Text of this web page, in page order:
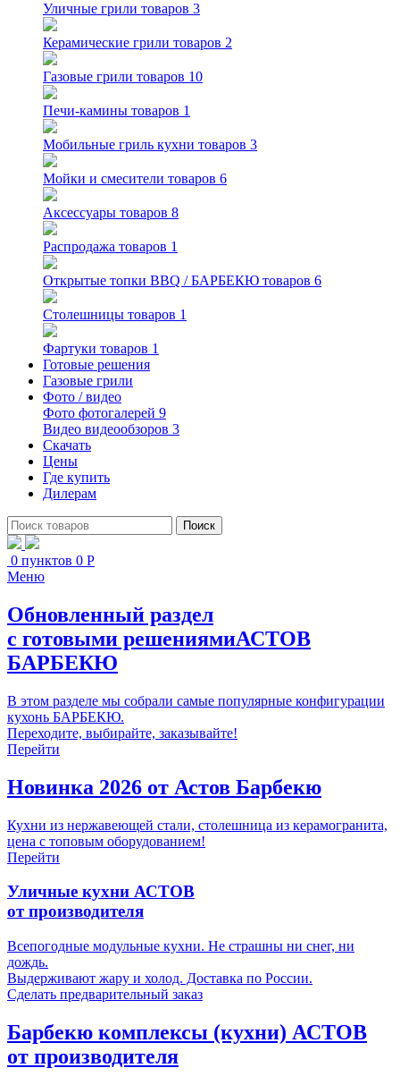
Уличные грили товаров 3
Керамические грили товаров 2
Газовые грили товаров 10
Печи-камины товаров 1
Мобильные гриль кухни товаров 3
Мойки и смесители товаров 6
Аксессуары товаров 8
Распродажа товаров 1
Открытые топки BBQ / БАРБЕКЮ товаров 6
Столешницы товаров 1
Фартуки товаров 1
Готовые решения
Газовые грили
Фото / видео
Фото фотогалерей 9
Видео видеообзоров 3
Скачать
Цены
Где купить
Дилерам
Поиск
0 пунктов 0 Р
Меню
Обновленный раздел
с готовыми решениямиАСТОВ
БАРБЕКЮ
В этом разделе мы собрали самые популярные конфигурации
кухонь БАРБЕКЮ.
Переходите, выбирайте, заказывайте!
Перейти
Новинка 2026 от Астов Барбекю
Кухни из нержавеющей стали, столешница из керамогранита,
цена с топовым оборудованием!
Перейти
Уличные кухни АСТОВ
от производителя
Всепогодные модульные кухни. Не страшны ни снег, ни
дождь.
Выдерживают жару и холод. Доставка по России.
Сделать предварительный заказ
Барбекю комплексы (кухни) АСТОВ
от производителя